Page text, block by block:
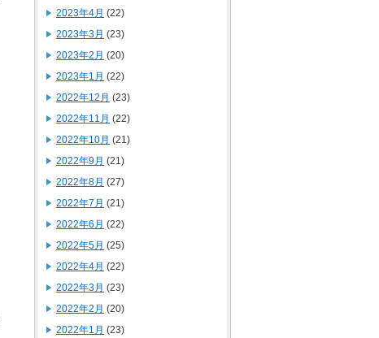
2023年4月 (22)
2023年3月 (23)
2023年2月 (20)
2023年1月 (22)
2022年12月 (23)
2022年11月 (22)
2022年10月 (21)
2022年9月 (21)
2022年8月 (27)
2022年7月 (21)
2022年6月 (22)
2022年5月 (25)
2022年4月 (22)
2022年3月 (23)
2022年2月 (20)
2022年1月 (23)